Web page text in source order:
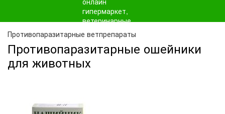
Противопаразитарные ветпрепараты
Противопаразитарные ошейники
для животных